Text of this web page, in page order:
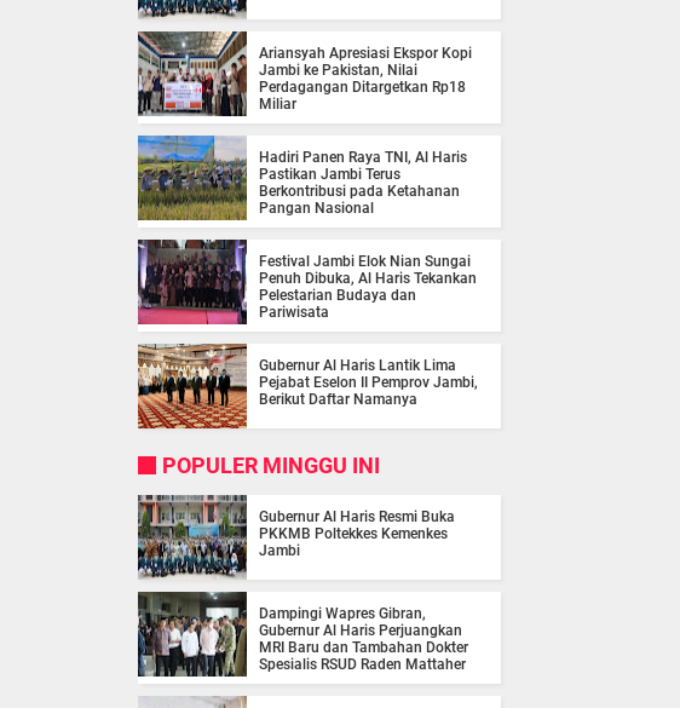
Ariansyah Apresiasi Ekspor Kopi
Jambi ke Pakistan, Nilai
Perdagangan Ditargetkan Rp18
Miliar
Hadiri Panen Raya TNI, Al Haris
Pastikan Jambi Terus
Berkontribusi pada Ketahanan
Pangan Nasional
Festival Jambi Elok Nian Sungai
Penuh Dibuka, Al Haris Tekankan
Pelestarian Budaya dan
Pariwisata
Gubernur Al Haris Lantik Lima
Pejabat Eselon II Pemprov Jambi,
Berikut Daftar Namanya
POPULER MINGGU INI
Gubernur Al Haris Resmi Buka
PKKMB Poltekkes Kemenkes
Jambi
Dampingi Wapres Gibran,
Gubernur Al Haris Perjuangkan
MRI Baru dan Tambahan Dokter
Spesialis RSUD Raden Mattaher